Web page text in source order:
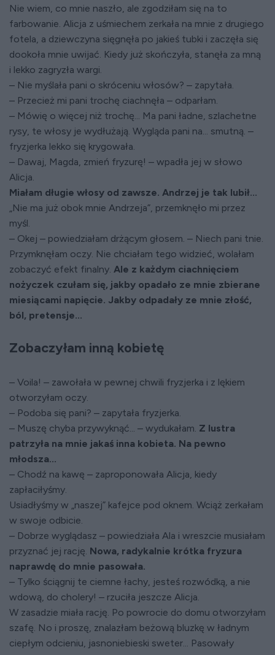
Nie wiem, co mnie naszło, ale zgodziłam się na to
farbowanie. Alicja z uśmiechem zerkała na mnie z drugiego
fotela, a dziewczyna sięgnęła po jakieś tubki i zaczęła się
dookoła mnie uwijać. Kiedy już skończyła, stanęła za mną
i lekko zagryzła wargi.
– Nie myślała pani o skróceniu włosów? – zapytała.
– Przecież mi pani trochę ciachnęła – odparłam.
– Mówię o więcej niż trochę... Ma pani ładne, szlachetne
rysy, te włosy je wydłużają. Wygląda pani na... smutną. –
fryzjerka lekko się krygowała.
– Dawaj, Magda, zmień fryzurę! – wpadła jej w słowo
Alicja.
Miałam długie włosy od zawsze. Andrzej je tak lubił...
„Nie ma już obok mnie Andrzeja”, przemknęło mi przez
myśl.
– Okej – powiedziałam drżącym głosem. – Niech pani tnie.
Przymknęłam oczy. Nie chciałam tego widzieć, wolałam
zobaczyć efekt finalny. Ale z każdym ciachnięciem
nożyczek czułam się, jakby opadało ze mnie zbierane
miesiącami napięcie. Jakby odpadały ze mnie złość,
ból, pretensje...
Zobaczyłam inną kobietę
– Voila! – zawołała w pewnej chwili fryzjerka i z lękiem
otworzyłam oczy.
– Podoba się pani? – zapytała fryzjerka.
– Muszę chyba przywyknąć... – wydukałam. Z lustra
patrzyła na mnie jakaś inna kobieta. Na pewno
młodsza...
– Chodź na kawę – zaproponowała Alicja, kiedy
zapłaciłyśmy.
Usiadłyśmy w „naszej” kafejce pod oknem. Wciąż zerkałam
w swoje odbicie.
– Dobrze wyglądasz – powiedziała Ala i wreszcie musiałam
przyznać jej rację. Nowa, radykalnie krótka fryzura
naprawdę do mnie pasowała.
– Tylko ściągnij te ciemne łachy, jesteś rozwódką, a nie
wdową, do cholery! – rzuciła jeszcze Alicja.
W zasadzie miała rację. Po powrocie do domu otworzyłam
szafę. No i proszę, znalazłam beżową bluzkę w ładnym
ciepłym odcieniu, jasnoniebieski sweter... Pasowały